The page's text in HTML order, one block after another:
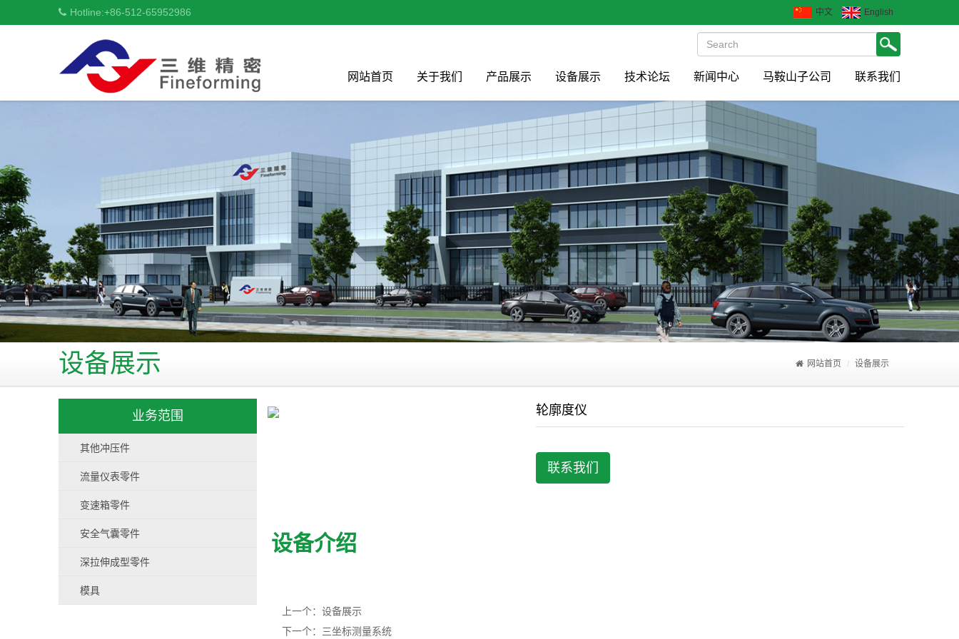
Hotline:+86-512-65952986 中文 English
网站首页 关于我们 产品展示 设备展示 技术论坛 新闻中心 马鞍山子公司 联系我们
网站首页 设备展示
设备展示
业务范围
其他冲压件
流量仪表零件
变速箱零件
安全气囊零件
深拉伸成型零件
模具
轮廓度仪
联系我们
设备介绍
上一个：设备展示
下一个：三坐标测量系统